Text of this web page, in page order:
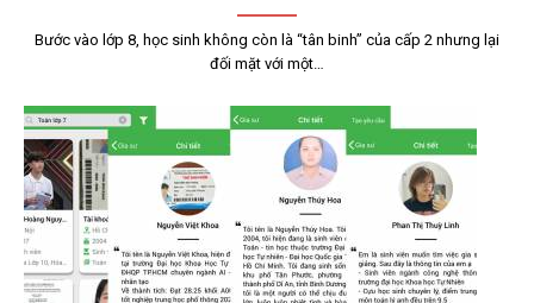
Bước vào lớp 8, học sinh không còn là “tân binh” của cấp 2 nhưng lại
đối mặt với một…